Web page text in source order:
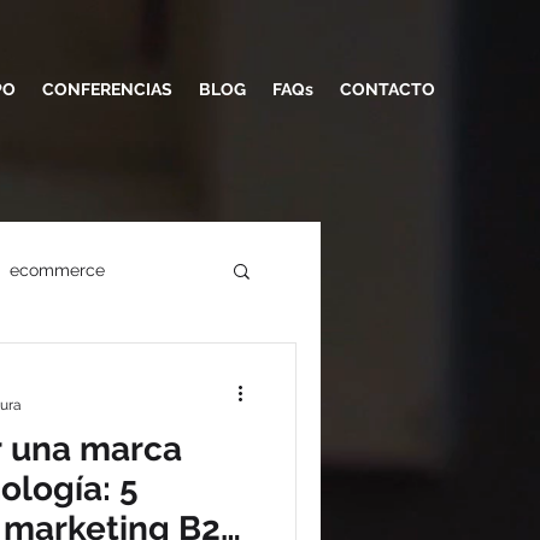
CONFERENCIAS BLOG FAQs CONTACTO
ecommerce
Trends marca
5
B2B